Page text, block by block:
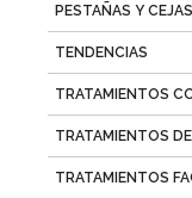
PESTAÑAS Y CEJAS
TENDENCIAS
TRATAMIENTOS
TRATAMIENTOS
TRATAMIENTOS